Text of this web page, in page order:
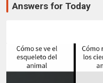
Answers for Today